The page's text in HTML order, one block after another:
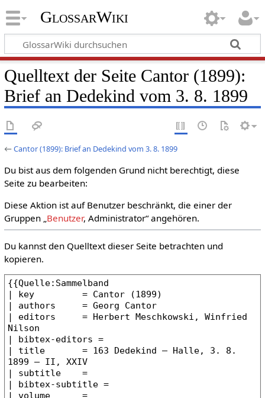
GlossarWiki
Quelltext der Seite Cantor (1899):
Brief an Dedekind vom 3. 8. 1899
←Cantor (1899): Brief an Dedekind vom 3. 8. 1899
Du bist aus dem folgenden Grund nicht berechtigt, diese
Seite zu bearbeiten:
Diese Aktion ist auf Benutzer beschränkt, die einer der
Gruppen „Benutzer, Administrator“ angehören.
Du kannst den Quelltext dieser Seite betrachten und
kopieren.